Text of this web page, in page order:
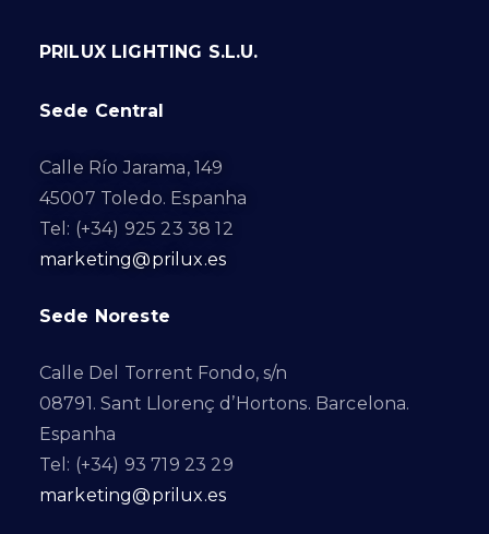
PRILUX LIGHTING S.L.U.
Sede Central
Calle Río Jarama, 149
45007 Toledo. Espanha
Tel: (+34) 925 23 38 12
marketing@prilux.es
Sede Noreste
Calle Del Torrent Fondo, s/n
08791. Sant Llorenç d’Hortons. Barcelona.
Espanha
Tel: (+34) 93 719 23 29
marketing@prilux.es